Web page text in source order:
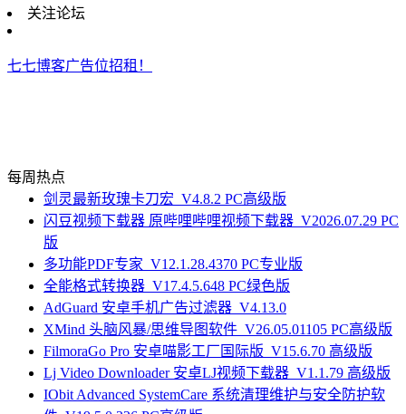
关注论坛
七七博客广告位招租！
每周热点
剑灵最新玫瑰卡刀宏_V4.8.2 PC高级版
闪豆视频下载器 原哔哩哔哩视频下载器_V2026.07.29 PC
版
多功能PDF专家_V12.1.28.4370 PC专业版
全能格式转换器_V17.4.5.648 PC绿色版
AdGuard 安卓手机广告过滤器_V4.13.0
XMind 头脑风暴/思维导图软件_V26.05.01105 PC高级版
FilmoraGo Pro 安卓喵影工厂国际版_V15.6.70 高级版
Lj Video Downloader 安卓LJ视频下载器_V1.1.79 高级版
IObit Advanced SystemCare 系统清理维护与安全防护软